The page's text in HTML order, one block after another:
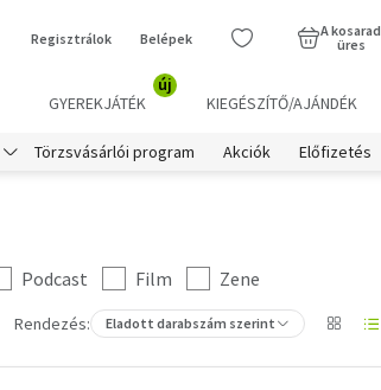
Regisztrálok Belépek
A kosarad
üres
GYEREKJÁTÉK
új
KIEGÉSZÍTŐ/AJÁNDÉK
Törzsvásárlói program Akciók Előfizetés
Podcast Film
Zene
Rendezés: Eladott darabszám szerint